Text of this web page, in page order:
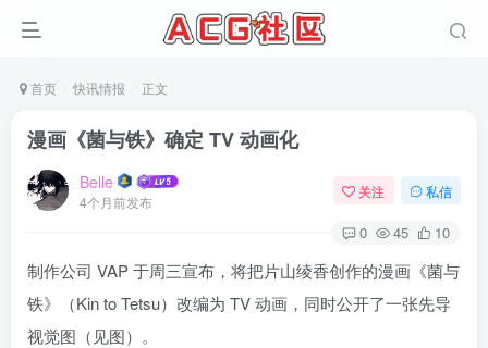
首页 快讯情报 正文
漫画《菌与铁》确定 TV 动画化
Belle
4个月前发布
关注 私信
0 45 10
制作公司 VAP 于周三宣布，将把片山绫香创作的漫画《菌与
铁》（Kin to Tetsu）改编为 TV 动画，同时公开了一张先导
视觉图（见图）。